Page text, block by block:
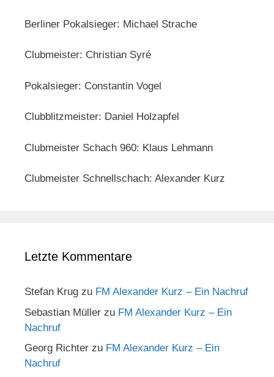
Berliner Pokalsieger: Michael Strache
Clubmeister: Christian Syré
Pokalsieger: Constantin Vogel
Clubblitzmeister: Daniel Holzapfel
Clubmeister Schach 960: Klaus Lehmann
Clubmeister Schnellschach: Alexander Kurz
Letzte Kommentare
Stefan Krug zu FM Alexander Kurz – Ein Nachruf
Sebastian Müller zu FM Alexander Kurz – Ein
Nachruf
Georg Richter zu FM Alexander Kurz – Ein
Nachruf